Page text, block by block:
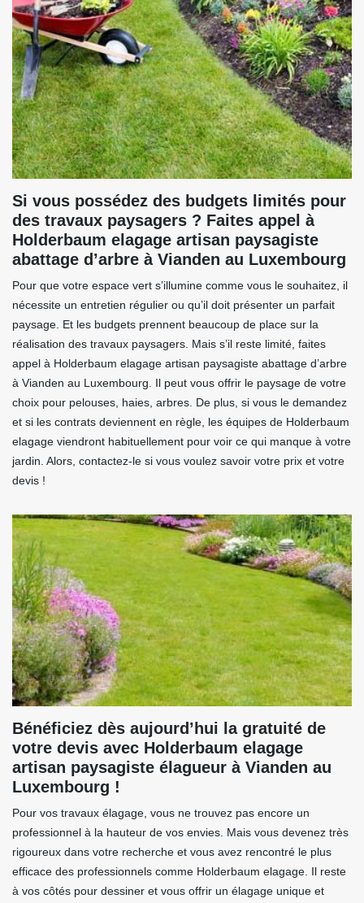
Si vous possédez des budgets limités pour
des travaux paysagers ? Faites appel à
Holderbaum elagage artisan paysagiste
abattage d’arbre à Vianden au Luxembourg
Pour que votre espace vert s’illumine comme vous le souhaitez, il
nécessite un entretien régulier ou qu’il doit présenter un parfait
paysage. Et les budgets prennent beaucoup de place sur la
réalisation des travaux paysagers. Mais s’il reste limité, faites
appel à Holderbaum elagage artisan paysagiste abattage d’arbre
à Vianden au Luxembourg. Il peut vous offrir le paysage de votre
choix pour pelouses, haies, arbres. De plus, si vous le demandez
et si les contrats deviennent en règle, les équipes de Holderbaum
elagage viendront habituellement pour voir ce qui manque à votre
jardin. Alors, contactez-le si vous voulez savoir votre prix et votre
devis !
Bénéficiez dès aujourd’hui la gratuité de
votre devis avec Holderbaum elagage
artisan paysagiste élagueur à Vianden au
Luxembourg !
Pour vos travaux élagage, vous ne trouvez pas encore un
professionnel à la hauteur de vos envies. Mais vous devenez très
rigoureux dans votre recherche et vous avez rencontré le plus
efficace des professionnels comme Holderbaum elagage. Il reste
à vos côtés pour dessiner et vous offrir un élagage unique et